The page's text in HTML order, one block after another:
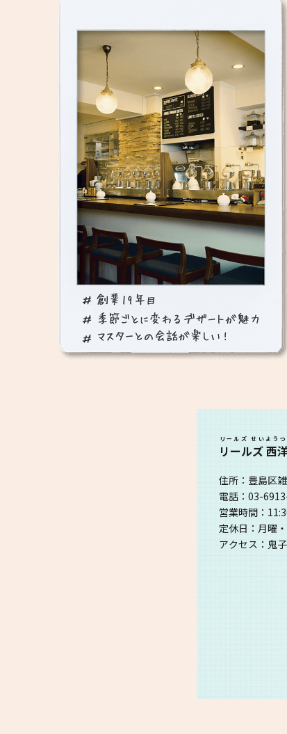
リールズ 西
リールズ せいよう
住所：豊島区
電話：03-
営業時間：
定休日：月曜
アクセス：鬼